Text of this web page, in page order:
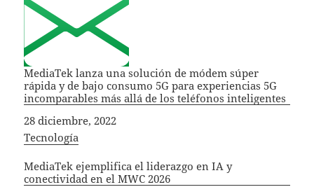
MediaTek lanza una solución de módem súper
rápida y de bajo consumo 5G para experiencias 5G
incomparables más allá de los teléfonos inteligentes
Fecha
28 diciembre, 2022
In relation to
Tecnología
MediaTek ejemplifica el liderazgo en IA y
conectividad en el MWC 2026